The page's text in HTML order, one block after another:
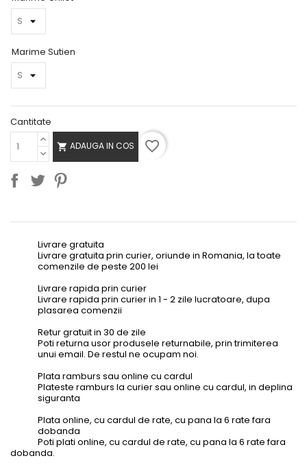
Marime Sutien
Cantitate
 ADAUGA IN COS favorite_border
Livrare gratuita
Livrare gratuita prin curier, oriunde in Romania, la toate
comenzile de peste 200 lei
Livrare rapida prin curier
Livrare rapida prin curier in 1 - 2 zile lucratoare, dupa
plasarea comenzii
Retur gratuit in 30 de zile
Poti returna usor produsele returnabile, prin trimiterea
unui email. De restul ne ocupam noi.
Plata ramburs sau online cu cardul
Plateste ramburs la curier sau online cu cardul, in deplina
siguranta
Plata online, cu cardul de rate, cu pana la 6 rate fara
dobanda
Poti plati online, cu cardul de rate, cu pana la 6 rate fara
dobanda.